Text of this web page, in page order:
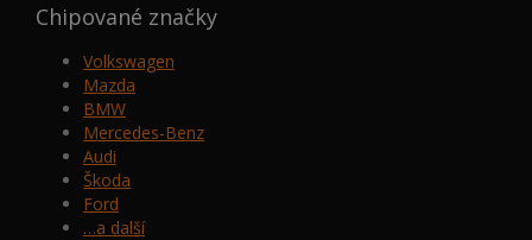
Chipované značky
Volkswagen
Mazda
BMW
Mercedes-Benz
Audi
Škoda
Ford
…a další